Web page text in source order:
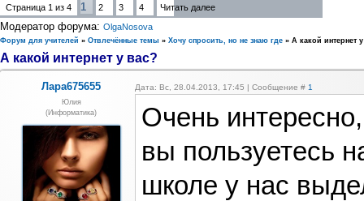
Страница 1 из 4 1 2 3 4 Читать далее
Модератор форума: OlgaNosova
Форум для учителей » Отвлечённые темы » Хочу спросить, но не знаю где » А какой интернет
А какой интернет у вас?
Лара675655 Дата: Вс, 28.04.2013, 17:45 | Сообщение # 1
Юлия
(информатика)
Очень
вы пользуетесь
школе у нас